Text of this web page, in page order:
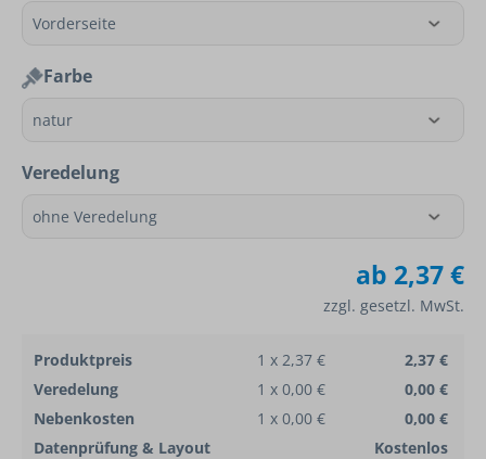
Farbe
Veredelung
ab 2,37 €
zzgl. gesetzl. MwSt.
Produktpreis 1 x 2,37 €
2,37 €
Veredelung
1 x 0,00 €
0,00 €
Nebenkosten
1 x 0,00 €
0,00 €
Datenprüfung & Layout
Kostenlos